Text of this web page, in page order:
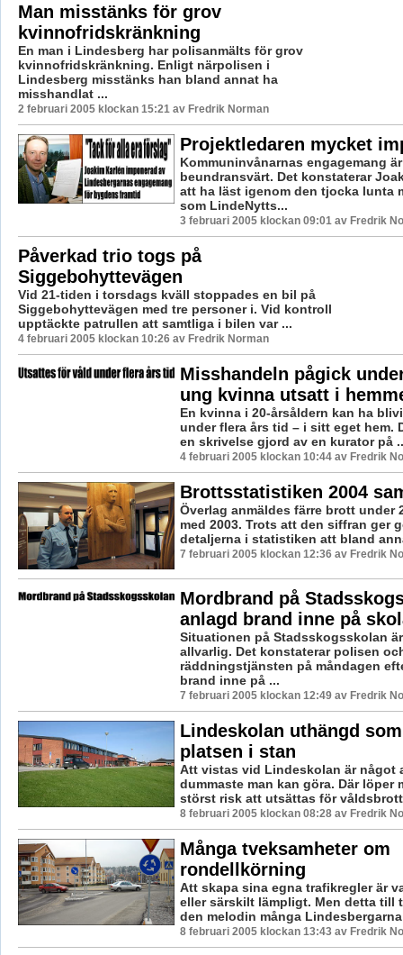
Man misstänks för grov
kvinnofridskränkning
En man i Lindesberg har polisanmälts för grov
kvinnofridskränkning. Enligt närpolisen i
Lindesberg misstänks han bland annat ha
misshandlat ...
2 februari 2005 klockan 15:21 av Fredrik Norman
Projektledaren mycket
Kommuninvånarnas engagemang är
beundransvärt. Det konstaterar
att ha läst igenom den tjocka lunta
som LindeNytts...
3 februari 2005 klockan 09:01 av Fredrik
Påverkad trio togs på
Siggebohyttevägen
Vid 21-tiden i torsdags kväll stoppades en bil på
Siggebohyttevägen med tre personer i. Vid kontroll
upptäckte patrullen att samtliga i bilen var ...
4 februari 2005 klockan 10:26 av Fredrik Norman
Misshandeln pågick
ung kvinna utsatt i
En kvinna i 20-årsåldern kan ha
under flera års tid – i sitt eget hem.
en skrivelse gjord av en kurator på
4 februari 2005 klockan 10:44 av Fredrik
Brottsstatistiken 2004
Överlag anmäldes färre brott under
med 2003. Trots att den siffran ger
detaljerna i statistiken att bland
7 februari 2005 klockan 12:36 av Fredrik
Mordbrand på
anlagd brand inne på
Situationen på Stadsskogsskolan
allvarlig. Det konstaterar polisen
räddningstjänsten på måndagen
brand inne på ...
7 februari 2005 klockan 12:49 av Fredrik
Lindeskolan uthängd
platsen i stan
Att vistas vid Lindeskolan är något
dummaste man kan göra. Där löper
störst risk att utsättas för
8 februari 2005 klockan 08:28 av Fredrik
Många tveksamheter om
rondellkörning
Att skapa sina egna trafikregler är
eller särskilt lämpligt. Men detta till
den melodin många
8 februari 2005 klockan 13:43 av Fredrik